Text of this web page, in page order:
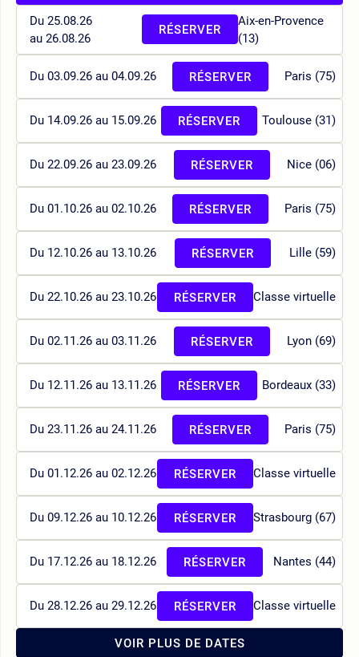
Du 25.08.26
au 26.08.26
Aix-en-Provence
(13)
RÉSERVER
Du 03.09.26 au 04.09.26 Paris (75)
RÉSERVER
Du 14.09.26 au 15.09.26 Toulouse (31)
RÉSERVER
Du 22.09.26 au 23.09.26 Nice (06)
RÉSERVER
Du 01.10.26 au 02.10.26 Paris (75)
RÉSERVER
Du 12.10.26 au 13.10.26 Lille (59)
RÉSERVER
Du 22.10.26 au 23.10.26 Classe virtuelle
RÉSERVER
Du 02.11.26 au 03.11.26 Lyon (69)
RÉSERVER
Du 12.11.26 au 13.11.26 Bordeaux (33)
RÉSERVER
Du 23.11.26 au 24.11.26 Paris (75)
RÉSERVER
Du 01.12.26 au 02.12.26 Classe virtuelle
RÉSERVER
Du 09.12.26 au 10.12.26 Strasbourg (67)
RÉSERVER
Du 17.12.26 au 18.12.26 Nantes (44)
RÉSERVER
Du 28.12.26 au 29.12.26 Classe virtuelle
RÉSERVER
VOIR PLUS DE DATES